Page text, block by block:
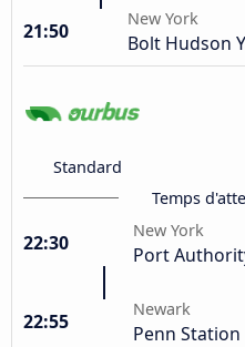
21:50
New York
Bolt Hudson
Standard
Temps
22:30
New York
Port
22:55
Newark
Penn Station